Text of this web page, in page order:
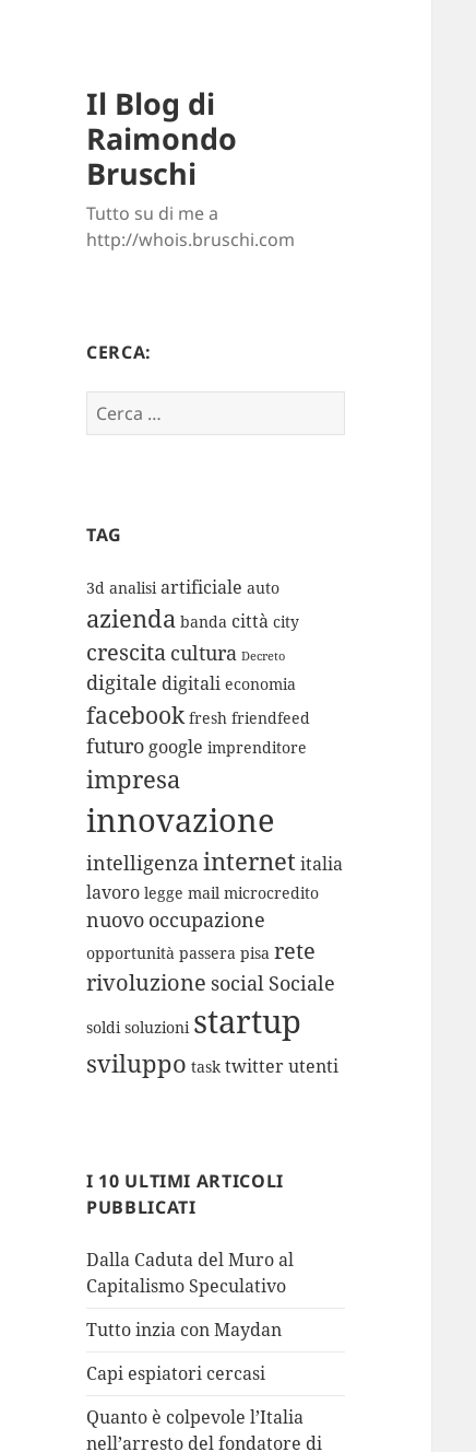
Il Blog di
Raimondo
Bruschi
Tutto su di me a
http://whois.bruschi.com
CERCA:
Ricerca
per:
TAG
3d analisi artificiale auto
azienda banda città city
crescita cultura Decreto
digitale digitali economia
facebook fresh friendfeed
futuro google imprenditore
impresa
innovazione
intelligenzainternetitalia
lavoro legge mail microcredito
nuovo occupazione
opportunità passera pisa rete
rivoluzione social Sociale
soldi soluzioni startup
sviluppo task twitterutenti
I 10 ULTIMI ARTICOLI
PUBBLICATI
Dalla Caduta del Muro al
Capitalismo Speculativo
Tutto inzia con Maydan
Capi espiatori cercasi
Quanto è colpevole l’Italia
nell’arresto del fondatore di